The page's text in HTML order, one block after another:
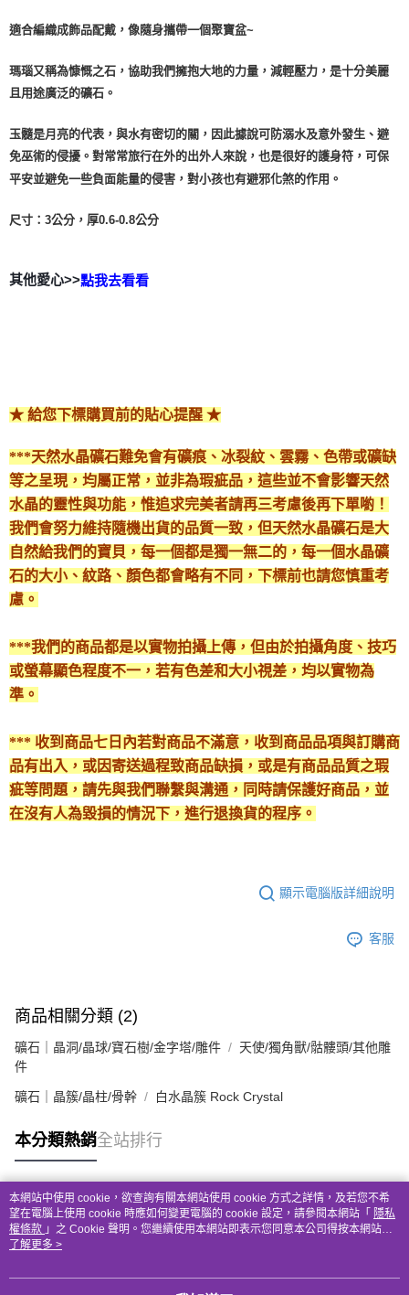
郵局幫你送（離島）
每筆NT$80，滿NT$3,000(含以上)免運費
付款後門市自取
適合編織成飾品配戴，像隨身攜帶一個聚寶盆~
瑪瑙又稱為慷慨之石，協助我們擁抱大地的力量，減輕壓力，是十分美麗
且用途廣泛的礦石。
玉髓是月亮的代表，與水有密切的關，因此據說可防溺水及意外發生、避
免巫術的侵擾。對常常旅行在外的出外人來說，也是很好的護身符，可保
平安並避免一些負面能量的侵害，對小孩也有避邪化煞的作用。
尺寸：3公分，厚0.6-0.8公分
其他愛心>>點我去看看
★ 給您下標購買前的貼心提醒 ★
***天然水晶礦石難免會有礦痕、冰裂紋、雲霧、色帶或礦缺
等之呈現，均屬正常，並非為瑕疵品，這些並不會影響天然
水晶的靈性與功能，惟追求完美者請再三考慮後再下單喲！
我們會努力維持隨機出貨的品質一致，但天然水晶礦石是大
自然給我們的寶貝，每一個都是獨一無二的，每一個水晶礦
石的大小、紋路、顏色都會略有不同，下標前也請您慎重考
慮。
***我們的商品都是以實物拍攝上傳，但由於拍攝角度、技巧
或螢幕顯色程度不一，若有色差和大小視差，均以實物為
準。
*** 收到商品七日內若對商品不滿意，收到商品品項與訂購商
品有出入，或因寄送過程致商品缺損，或是有商品品質之瑕
疵等問題，請先與我們聯繫與溝通，同時請保護好商品，並
在沒有人為毀損的情況下，進行退換貨的程序。
顯示電腦版詳細說明
客服
商品相關分類 (2)
礦石｜晶洞/晶球/寶石樹/金字塔/雕件
天使/獨角獸/骷髏頭/其他雕
件
礦石｜晶簇/晶柱/骨幹 白水晶簇 Rock Crystal
本分類熱銷全站排行
熱門標籤
本網站中使用 cookie，欲查詢有關本網站使用 cookie 方式之詳情，及若您不希
望在電腦上使用 cookie 時應如何變更電腦的 cookie 設定，請參閱本網站「 隱私
權條款 」之 Cookie 聲明。您繼續使用本網站即表示您同意本公司得按本網站使
用條款之 Cookie 聲明使用 cookie。
了解更多 >